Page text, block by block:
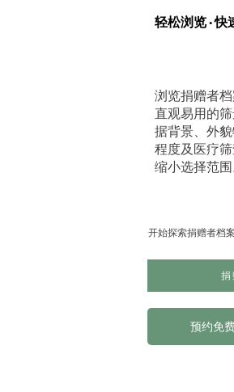
轻松浏览 · 快
浏览捐赠者
直观易用的
据背景、外
程度及医疗
缩小选择范围
开始探索捐赠者档
捐
预约免